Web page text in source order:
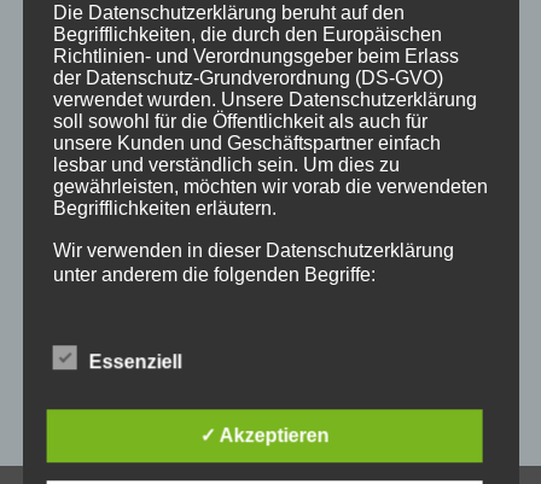
geschenk geschenkartikel geschenkidee handwerk
holz holzartikel holzbearbeitung holzbrett
holzgeschenke holzpostkarten holzprodukte
holzschild holzschilder holzwaren individuell
kempten laser lasergravur lasergravuren messe
messestand post schilder schilder aus holz
sulzberg weihnachten weihnachtsgeschenke
werbeschilder
Die Datenschutzerklärung beruht auf den
Begrifflichkeiten, die durch den Europäischen
Richtlinien- und Verordnungsgeber beim Erlass
der Datenschutz-Grundverordnung (DS-GVO)
verwendet wurden. Unsere Datenschutzerklärung
soll sowohl für die Öffentlichkeit als auch für
unsere Kunden und Geschäftspartner einfach
lesbar und verständlich sein. Um dies zu
gewährleisten, möchten wir vorab die verwendeten
Begrifflichkeiten erläutern.
Wir verwenden in dieser Datenschutzerklärung
unter anderem die folgenden Begriffe:
a) personenbezogene Daten
Personenbezogene Daten sind alle Informationen,
die sich auf eine identifizierte oder identifizierbare
Essenziell
✓ Akzeptieren